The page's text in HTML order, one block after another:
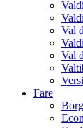
Val
Val
Fare